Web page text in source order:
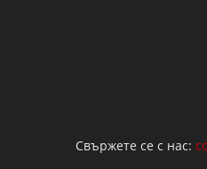
Свържете се с нас: